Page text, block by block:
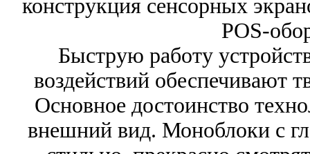
конструкция сенсорных
POS-
Быструю работу
воздействий обеспечивают
Основное достоинство
внешний вид. Моноблоки с